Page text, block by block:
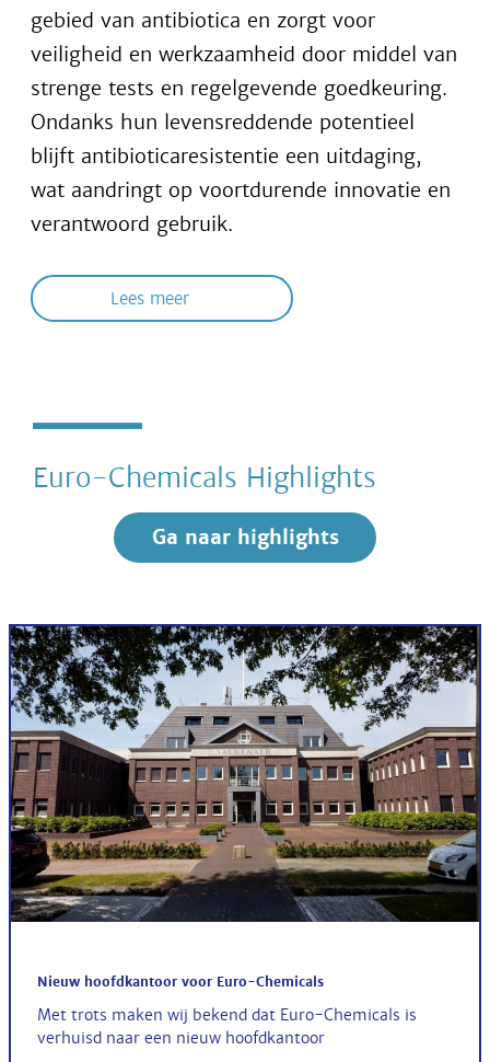
gebied van antibiotica en zorgt voor
veiligheid en werkzaamheid door middel van
strenge tests en regelgevende goedkeuring.
Ondanks hun levensreddende potentieel
blijft antibioticaresistentie een uitdaging,
wat aandringt op voortdurende innovatie en
verantwoord gebruik.
Lees meer
Euro-Chemicals Highlights
Ga naar highlights
Nieuw hoofdkantoor voor Euro-Chemicals
Met trots maken wij bekend dat Euro-Chemicals is
verhuisd naar een nieuw hoofdkantoor